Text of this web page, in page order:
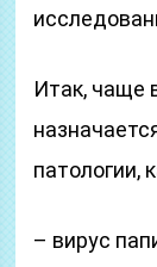
Итак, чаще
патологии,
– вирус